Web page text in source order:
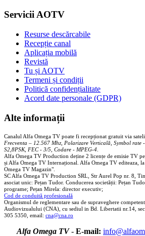
Servicii AOTV
Resurse descărcabile
Recepție canal
Aplicația mobilă
Revistă
Tu și AOTV
Termeni și condiții
Politică confidențialitate
Acord date personale (GDPR)
Alte informații
Canalul Alfa Omega TV poate fi recepționat gratuit via
Frecventa – 12.567 Mhz, Polarizare Verticală, Symbol rate
S2,8PSK, FEC - 3/5, Codare - MPEG-4
Alfa Omega TV Production deține 2 licențe de emisie TV
și Alfa Omega TV Internațional. Alfa Omega TV editeaza,
Omega TV Magazin".
SC Alfa Omega TV Production SRL, Str Aurel Pop nr. 8,
asociat unic: Pețan Tudor. Conducerea societății: Pețan
programe; Pețan Mirela: director executiv;
Cod de conduită profesională
Organismul de reglementare sau de supraveghere
Audiovizualului (CNA), cu sediul in Bd. Libertatii nr.14,
305 5350, email: cna@cna.ro
Alfa Omega TV- E-mail: